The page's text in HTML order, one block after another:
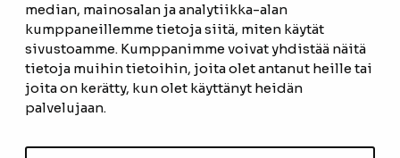
median, mainosalan ja analytiikka-alan
kumppaneillemme tietoja siitä, miten käytät
sivustoamme. Kumppanimme voivat yhdistää näitä
tietoja muihin tietoihin, joita olet antanut heille tai
joita on kerätty, kun olet käyttänyt heidän
palvelujaan.
TUOTTEET
REFERENSSIT
OTA YHTEYTTÄ
TIETOSUOJASELOSTE